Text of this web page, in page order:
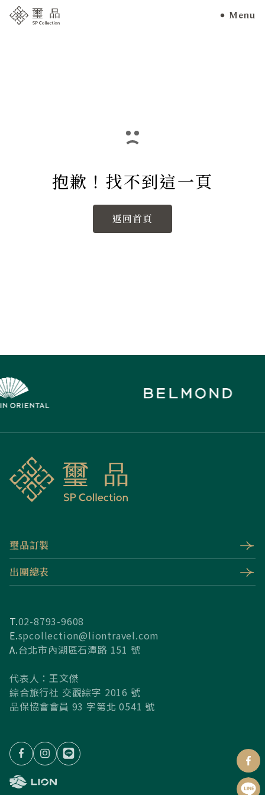
Menu
抱歉！找不到這一頁
返回首頁
璽品訂製
出團總表
T.02-8793-9608
E.spcollection@liontravel.com
A.台北市內湖區石潭路 151 號
代表人：王文傑
綜合旅行社 交觀綜字 2016 號
品保協會會員 93 字第北 0541 號